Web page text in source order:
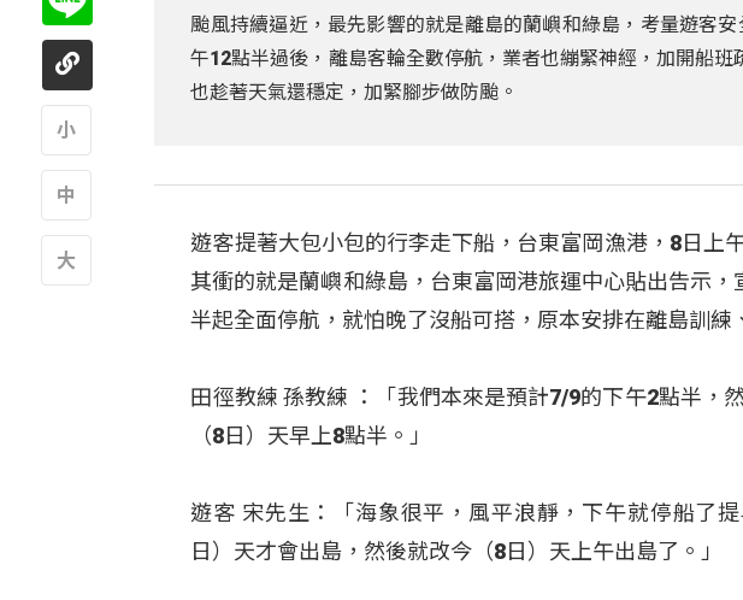
颱風持續逼近，最先影響的就是離島的蘭嶼和綠島，考量遊客
午12點半過後，離島客輪全數停航，業者也繃緊神經，加開船
也趁著天氣還穩定，加緊腳步做防颱。
遊客提著大包小包的行李走下船，台東富岡漁港，8日上
其衝的就是蘭嶼和綠島，台東富岡港旅運中心貼出告示
半起全面停航，就怕晚了沒船可搭，原本安排在離島訓練
田徑教練 孫教練 ：「我們本來是預計7/9的下午2點半，
（8日）天早上8點半。」
遊客 宋先生：「海象很平，風平浪靜，下午就停船了
日）天才會出島，然後就改今（8日）天上午出島了。」